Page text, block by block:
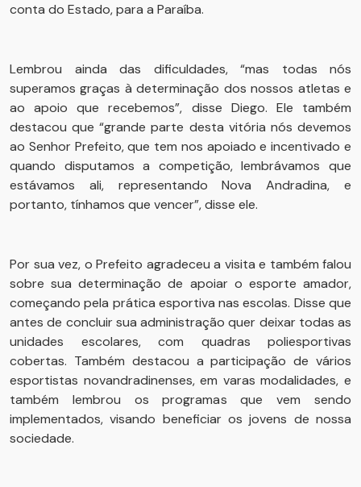
conta do Estado, para a Paraíba.
Lembrou ainda das dificuldades, “mas todas nós
superamos graças à determinação dos nossos atletas e
ao apoio que recebemos”, disse Diego. Ele também
destacou que “grande parte desta vitória nós devemos
ao Senhor Prefeito, que tem nos apoiado e incentivado e
quando disputamos a competição, lembrávamos que
estávamos ali, representando Nova Andradina, e
portanto, tínhamos que vencer”, disse ele.
Por sua vez, o Prefeito agradeceu a visita e também falou
sobre sua determinação de apoiar o esporte amador,
começando pela prática esportiva nas escolas. Disse que
antes de concluir sua administração quer deixar todas as
unidades escolares, com quadras poliesportivas
cobertas. Também destacou a participação de vários
esportistas novandradinenses, em varas modalidades, e
também lembrou os programas que vem sendo
implementados, visando beneficiar os jovens de nossa
sociedade.